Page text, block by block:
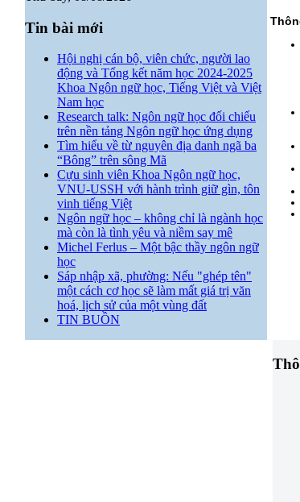
Tin bài mới
Hội nghị cán bộ, viên chức, người lao
động và Tổng kết năm học 2024-2025
Khoa Ngôn ngữ học, Tiếng Việt và Việt
Nam học
Research talk: Ngôn ngữ học đối chiếu
trên nền tảng Ngôn ngữ học ứng dụng
Tìm hiểu về từ nguyên địa danh ngã ba
“Bông” trên sông Mã
Cựu sinh viên Khoa Ngôn ngữ học,
VNU-USSH với hành trình giữ gìn, tôn
vinh tiếng Việt
Ngôn ngữ học – không chỉ là ngành học
mà còn là tình yêu và niềm say mê
Michel Ferlus – Một bậc thầy ngôn ngữ
học
Sáp nhập xã, phường: Nếu "ghép tên"
một cách cơ học sẽ làm mất giá trị văn
hoá, lịch sử của một vùng đất
TIN BUỒN